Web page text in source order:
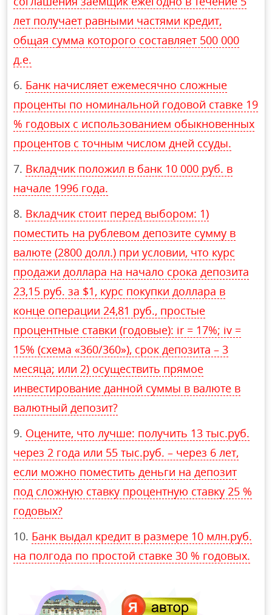
лет получает равными частями кредит,
общая сумма которого составляет 500 000
д.е.
Банк начисляет ежемесячно сложные
проценты по номинальной годовой ставке 19
% годовых с использованием обыкновенных
процентов с точным числом дней ссуды.
Вкладчик положил в банк 10 000 руб. в
начале 1996 года.
Вкладчик стоит перед выбором: 1)
поместить на рублевом депозите сумму в
валюте (2800 долл.) при условии, что курс
продажи доллара на начало срока депозита
23,15 руб. за $1, курс покупки доллара в
конце операции 24,81 руб., простые
процентные ставки (годовые): ir = 17%; iv =
15% (схема «360/360»), срок депозита – 3
месяца; или 2) осуществить прямое
инвестирование данной суммы в валюте в
валютный депозит?
Оцените, что лучше: получить 13 тыс.руб.
через 2 года или 55 тыс.руб. – через 6 лет,
если можно поместить деньги на депозит
под сложную ставку процентную ставку 25 %
годовых?
Банк выдал кредит в размере 10 млн.руб.
на полгода по простой ставке 30 % годовых.